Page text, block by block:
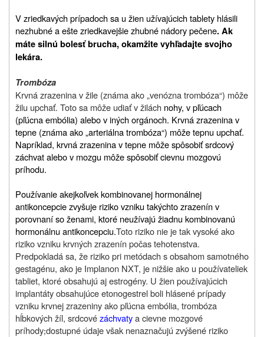
V zriedkavých prípadoch sa u žien užívajúcich tablety hlásili
nezhubné a ešte zriedkavejšie zhubné nádory pečene. Ak
máte silnú bolesť brucha, okamžite vyhľadajte svojho
lekára.
Trombóza
Krvná zrazenina v žile (známa ako „venózna trombóza“) môže
žilu upchať. Toto sa môže udiať v žilách nohy, v pľúcach
(pľúcna embólia) alebo v iných orgánoch. Krvná zrazenina v
tepne (známa ako „arteriálna trombóza“) môže tepnu upchať.
Napríklad, krvná zrazenina v tepne môže spôsobiť srdcový
záchvat alebo v mozgu môže spôsobiť cievnu mozgovú
príhodu.
Používanie akejkoľvek kombinovanej hormonálnej
antikoncepcie zvyšuje riziko vzniku takýchto zrazenín v
porovnaní so ženami, ktoré neužívajú žiadnu kombinovanú
hormonálnu antikoncepciu.Toto riziko nie je tak vysoké ako
riziko vzniku krvných zrazenín počas tehotenstva.
Predpokladá sa, že riziko pri metódach s obsahom samotného
gestagénu, ako je Implanon NXT, je nižšie ako u používateliek
tabliet, ktoré obsahujú aj estrogény. U žien používajúcich
implantáty obsahujúce etonogestrel boli hlásené prípady
vzniku krvnej zrazeniny ako pľúcna embólia, trombóza
hĺbkových žíl, srdcovézáchvatya cievne mozgové
príhody;dostupné údaje však nenaznačujú zvýšené riziko